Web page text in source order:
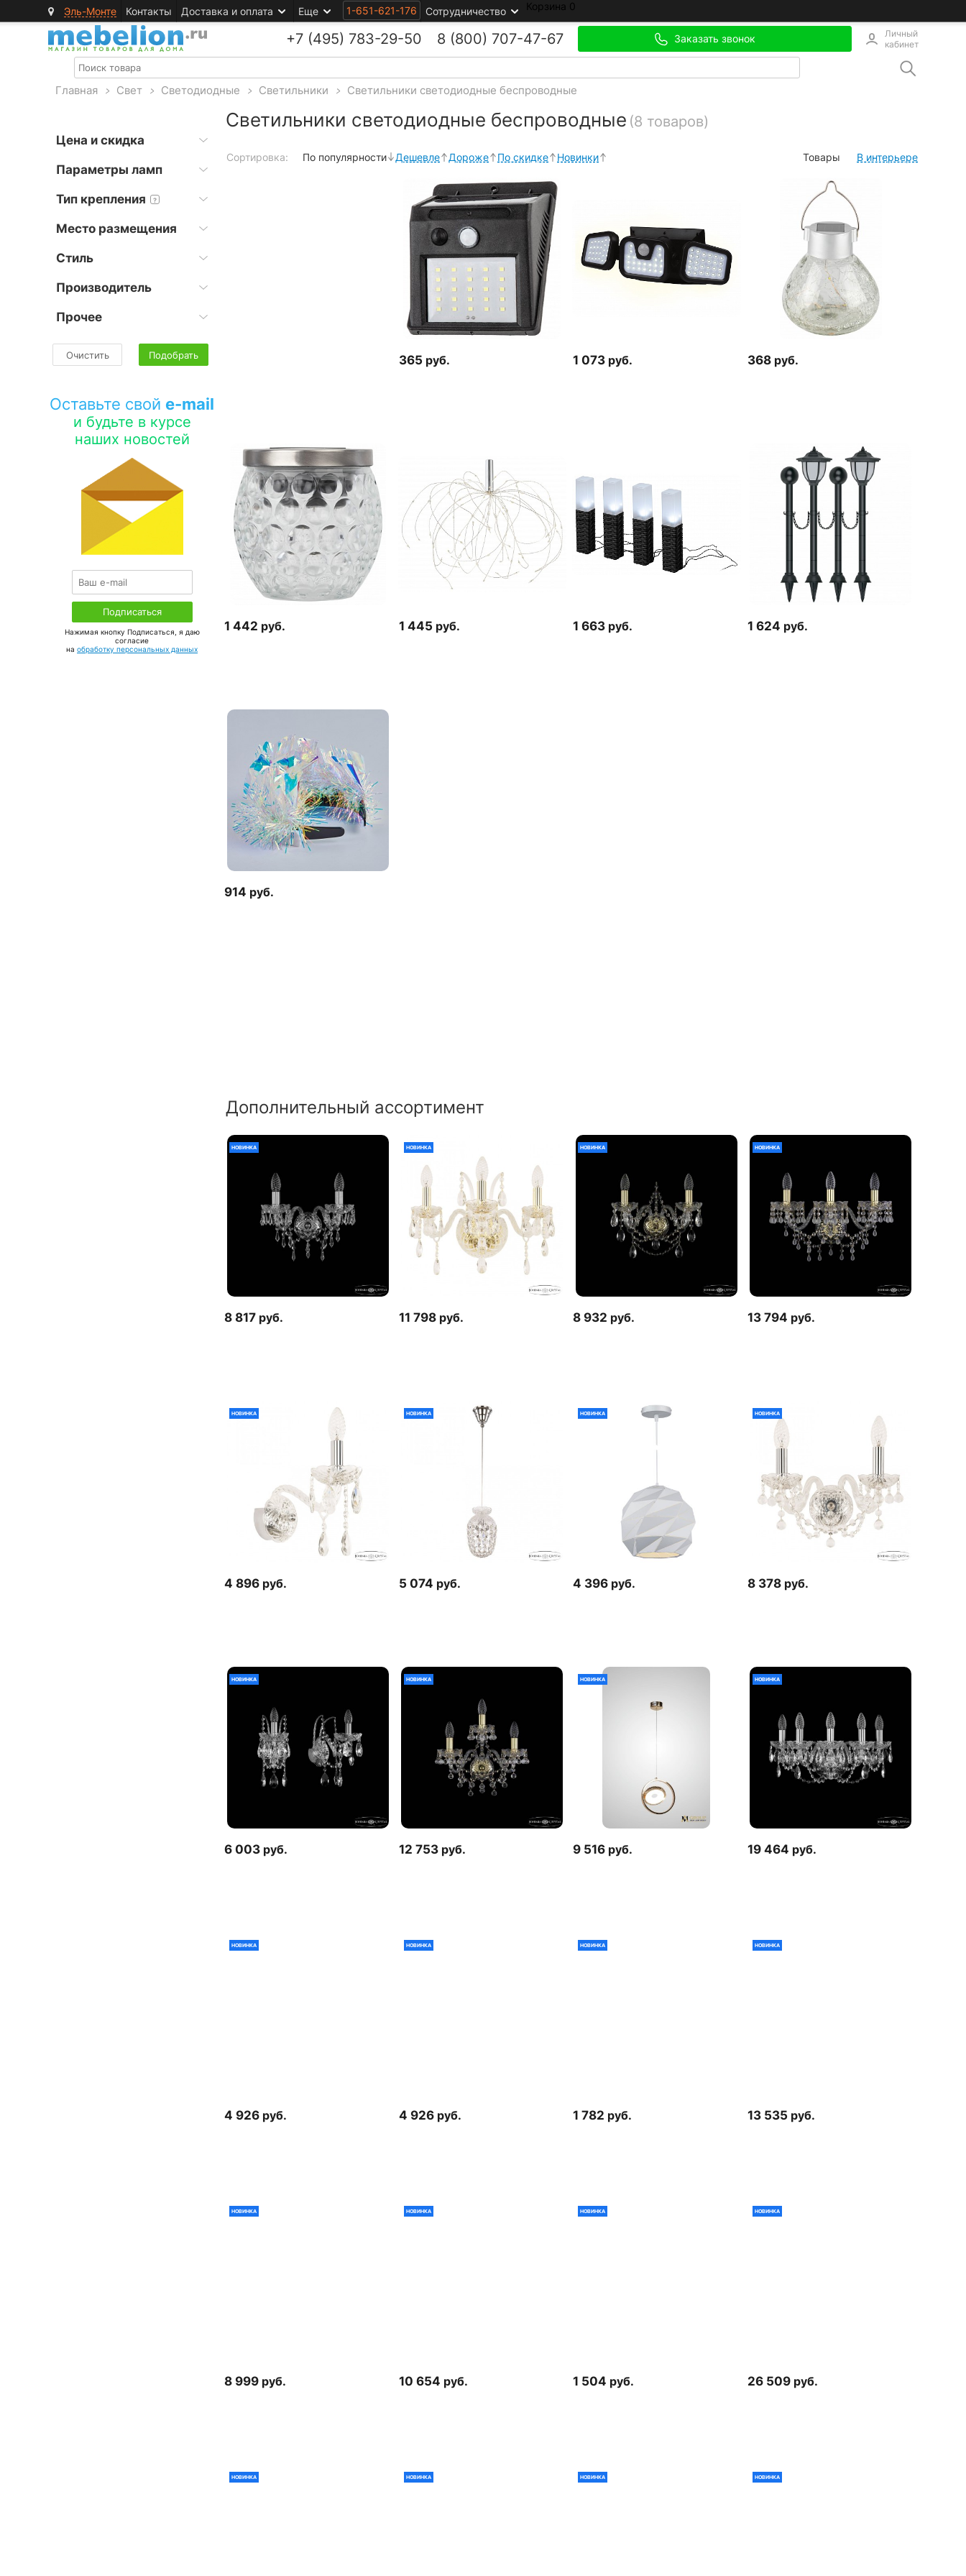
Эль-Монте Контакты Доставка и оплата Еще 1-651-621-176 Сотрудничество Корзина 0
+7 (495) 783-29-50 8 (800) 707-47-67 Заказать звонок
Личный
кабинет
Главная > Свет > Светодиодные > Светильники > Светильники светодиодные беспроводные
Цена и скидка
Параметры ламп
Тип крепления ?
Место размещения
Стиль
Производитель
Прочее
Очистить Подобрать
Оставьте свой e-mail
и будьте в курсе
наших новостей
Нажимая кнопку Подписаться, я даю
соглаcие
на обработку персональных данных
Светильники светодиодные беспроводные (8 товаров)
Сортировка: По популярности Дешевле Дороже По скидке Новинки Товары В интерьере
365 руб. 1 073 руб. 368 руб.
1 442 руб. 1 445 руб. 1 663 руб. 1 624 руб.
914 руб.
Дополнительный ассортимент
НОВИНКА
8 817 руб.
НОВИНКА
11 798 руб.
НОВИНКА
8 932 руб.
НОВИНКА
13 794 руб.
НОВИНКА
4 896 руб.
НОВИНКА
5 074 руб.
НОВИНКА
4 396 руб.
НОВИНКА
8 378 руб.
НОВИНКА
6 003 руб.
НОВИНКА
12 753 руб.
НОВИНКА
9 516 руб.
НОВИНКА
19 464 руб.
НОВИНКА
4 926 руб.
НОВИНКА
4 926 руб.
НОВИНКА
1 782 руб.
НОВИНКА
13 535 руб.
НОВИНКА
8 999 руб.
НОВИНКА
10 654 руб.
НОВИНКА
1 504 руб.
НОВИНКА
26 509 руб.
НОВИНКА НОВИНКА НОВИНКА НОВИНКА